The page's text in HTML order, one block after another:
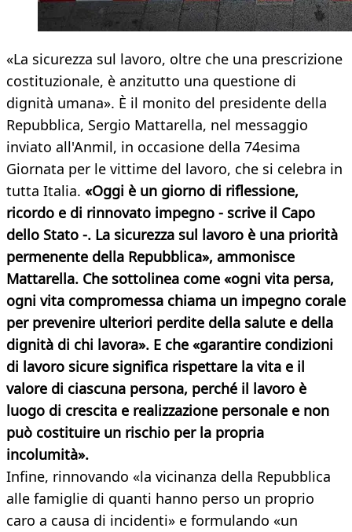
«La sicurezza sul lavoro, oltre che una prescrizione
costituzionale, è anzitutto una questione di
dignità umana». È il monito del presidente della
Repubblica, Sergio Mattarella, nel messaggio
inviato all'Anmil, in occasione della 74esima
Giornata per le vittime del lavoro, che si celebra in
tutta Italia. «Oggi è un giorno di riflessione,
ricordo e di rinnovato impegno - scrive il Capo
dello Stato -. La sicurezza sul lavoro è una priorità
permenente della Repubblica», ammonisce
Mattarella. Che sottolinea come «ogni vita persa,
ogni vita compromessa chiama un impegno corale
per prevenire ulteriori perdite della salute e della
dignità di chi lavora». E che «garantire condizioni
di lavoro sicure significa rispettare la vita e il
valore di ciascuna persona, perché il lavoro è
luogo di crescita e realizzazione personale e non
può costituire un rischio per la propria
incolumità».
Infine, rinnovando «la vicinanza della Repubblica
alle famiglie di quanti hanno perso un proprio
caro a causa di incidenti» e formulando «un